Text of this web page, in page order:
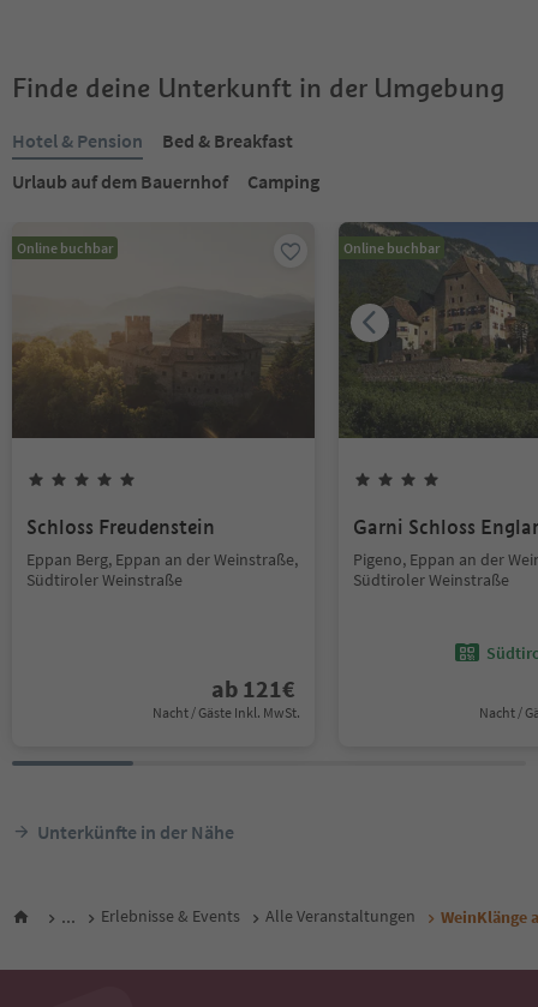
Finde deine Unterkunft in der Umgebung
Hotel & Pension
Bed & Breakfast
Urlaub auf dem Bauernhof
Camping
Online buchbar
Schloss Freudenstein
Eppan Berg, Eppan an der Weinstraße,
Südtiroler Weinstraße
ab 121€
Nacht / Gäste Inkl. MwSt.
Online buchbar
Garni Schloss Englar
Pigeno, Eppan an der
Südtiroler Weinstraße
Nacht /
Unterkünfte in der Nähe
... Erlebnisse & Events Alle Veranstaltungen WeinKlänge